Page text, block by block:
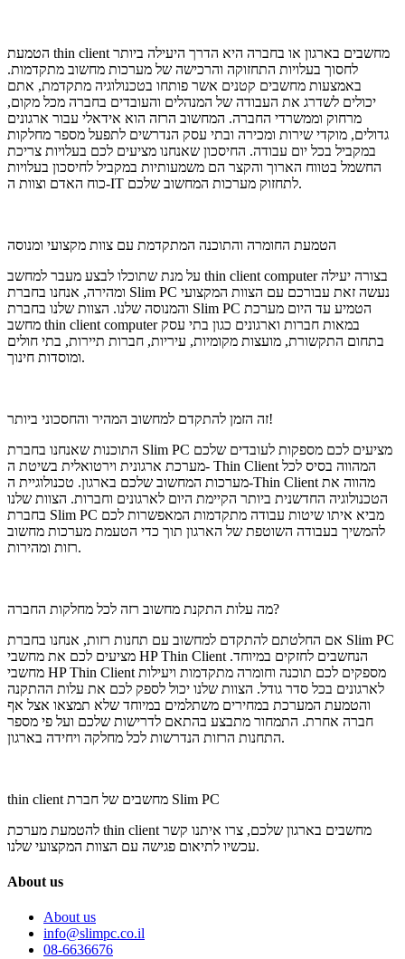
הטמעת thin client מחשבים בארגון או בחברה היא הדרך היעילה ביותר
לחסוך בעלויות התחזוקה והרכישה של מערכות מחשוב מתקדמות.
באמצעות מחשבים קטנים אשר פותחו בטכנולוגיה מתקדמת, אתם
יכולים לשדרג את העבודה של המנהלים והעובדים בחברה מכל מקום,
מרחוק וממשרדי החברה. המחשוב הרזה הוא אידאלי עבור ארגונים
גדולים, מוקדי שירות ומכירה ובתי עסק הנדרשים לתפעל מספר מחלקות
במקביל בכל יום עבודה. החיסכון שאנחנו מציעים לכם בעלויות צריכת
החשמל בטווח הארוך והקצר הם משמעותיות במקביל לחיסכון בעלויות
כוח האדם וצוות ה-IT לתחזוק מערכות המחשוב שלכם.
הטמעת החומרה והתוכנה המתקדמת עם צוות מקצועי ומנוסה
על מנת שתוכלו לבצע מעבר למחשב thin client computer בצורה יעילה
ומהירה, אנחנו בחברת Slim PC נעשה זאת עבורכם עם הצוות המקצועי
והמנוסה שלנו. הצוות שלנו בחברת Slim PC הטמיע עד היום מערכת
מחשב thin client computer במאות חברות וארגונים כגון בתי עסק
בתחום התקשורת, מועצות מקומיות, עיריות, חברות תיירות, בתי חולים
ומוסדות חינוך.
זה הזמן להתקדם למחשוב המהיר והחסכוני ביותר!
התוכנות שאנחנו בחברת Slim PC מציעים לכם מספקות לעובדים שלכם
מערכת ארגונית וירטואלית בשיטת ה- Thin Client המהווה בסיס לכל
מערכות המחשוב שלכם בארגון. טכנולוגיית ה-Thin Client מהווה את
הטכנולוגיה החדשנית ביותר הקיימת היום לארגונים וחברות. הצוות שלנו
בחברת Slim PC מביא איתו שיטות עבודה מתקדמות המאפשרות לכם
להמשיך בעבודה השוטפת של הארגון תוך כדי הטעמת מערכות מחשוב
רזות ומהירות.
מה עלות התקנת מחשוב רזה לכל מחלקות החברה?
אם החלטתם להתקדם למחשוב עם תחנות רזות, אנחנו בחברת Slim PC
מציעים לכם את מחשבי HP Thin Client הנחשבים לחזקים במיוחד.
מחשבי HP Thin Client מספקים לכם תוכנה וחומרה מתקדמות ויעילות
לארגונים בכל סדר גודל. הצוות שלנו יכול לספק לכם את עלות ההתקנה
והטמעת המערכת במחירים משתלמים במיוחד שלא תמצאו אצל אף
חברה אחרת. התמחור מתבצע בהתאם לדרישות שלכם ועל פי מספר
התחנות הרזות הנדרשות לכל מחלקה ויחידה בארגון.
thin client מחשבים של חברת Slim PC
להטמעת מערכת thin client מחשבים בארגון שלכם, צרו איתנו קשר
עכשיו לתיאום פגישה עם הצוות המקצועי שלנו.
About us
About us
info@slimpc.co.il
08-6636676